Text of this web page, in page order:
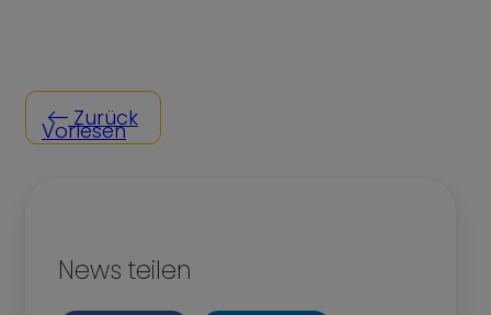
Zurück
Vorlesen
News teilen